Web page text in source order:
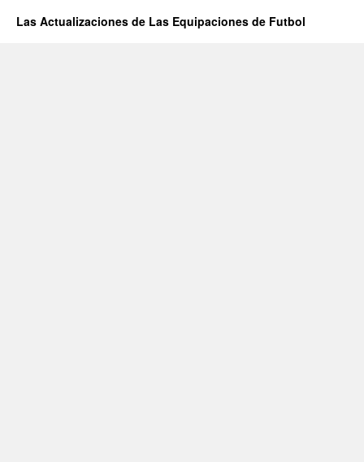
Las Actualizaciones de Las Equipaciones de Futbol